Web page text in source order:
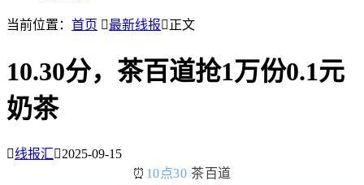
当前位置： 首页 最新线报正文
10.30分，茶百道抢1万份0.1元
奶茶
线报汇2025-09-15
⏰ 10点30 茶百道